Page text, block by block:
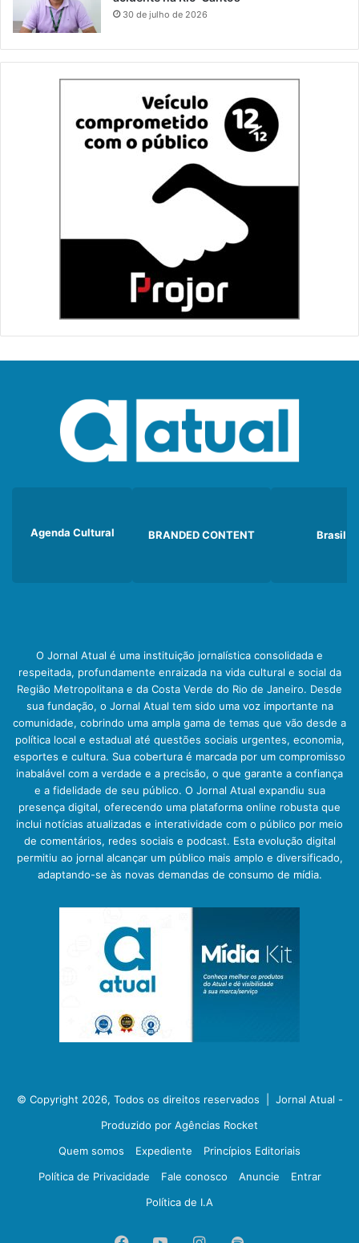
30 de julho de 2026
Agenda Cultural BRANDED CONTENT Brasil
O Jornal Atual é uma instituição jornalística consolidada e
respeitada, profundamente enraizada na vida cultural e social da
Região Metropolitana e da Costa Verde do Rio de Janeiro. Desde
sua fundação, o Jornal Atual tem sido uma voz importante na
comunidade, cobrindo uma ampla gama de temas que vão desde a
política local e estadual até questões sociais urgentes, economia,
esportes e cultura. Sua cobertura é marcada por um compromisso
inabalável com a verdade e a precisão, o que garante a confiança
e a fidelidade de seu público. O Jornal Atual expandiu sua
presença digital, oferecendo uma plataforma online robusta que
inclui notícias atualizadas e interatividade com o público por meio
de comentários, redes sociais e podcast. Esta evolução digital
permitiu ao jornal alcançar um público mais amplo e diversificado,
adaptando-se às novas demandas de consumo de mídia.
© Copyright 2026, Todos os direitos reservados | Jornal Atual -
Produzido por Agências Rocket
Quem somos
Expediente
Princípios Editoriais
Política de Privacidade
Fale conosco Anuncie
Entrar
Política de I.A